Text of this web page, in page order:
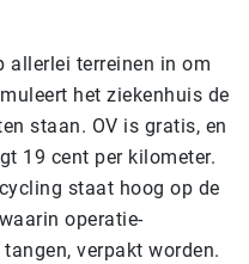
allerlei terreinen in om
het ziekenhuis de
staan. OV is gratis, en
19 cent per kilometer.
staat hoog op de
operatie-
verpakt worden.